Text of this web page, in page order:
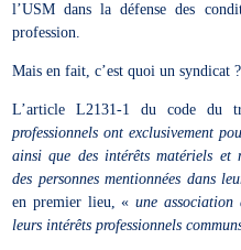
l’USM dans la défense des
profession.
Mais en fait, c’est quoi un syndicat ?
L’article L2131-1 du code du
professionnels ont exclusivement
ainsi que des intérêts matériels et
des personnes mentionnées dans
en premier lieu, «une association
leurs intérêts professionnels